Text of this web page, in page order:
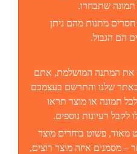
תמונה שתבחרו.
מתנות מהם ניתן
הם הגבול.
את המתנה המושלמת, אתם
באתר שלנו והתרשם בעצמכם
תמונה או מוצר תראו
לקבל רעיונות נוספים.
מאוד, פשוט בוחרים מוצר
– מסמנים איזה מוצר רוצים,